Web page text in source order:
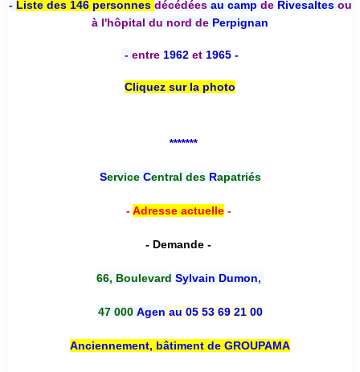
- Liste des 146 personnes décédées au camp deRivesaltesou
à l'hôpital du nord de Perpignan
- entre 1962 et 1965 -
Cliquez sur la photo
*******
Service Central desRapatriés
-Adresse actuelle-
- Demande -
66, Boulevard Sylvain Dumon,
47 000 Agen au 05 53 69 21 00
Anciennement, bâtiment de GROUPAMA